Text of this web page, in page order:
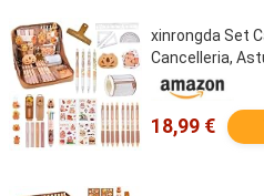
xinrongda Set
Cancelleria,
18,99 €